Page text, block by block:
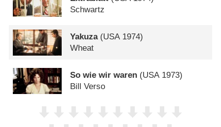
Schwartz
Yakuza(USA1974)
Wheat
So wie wir waren (USA1973)
Bill Verso